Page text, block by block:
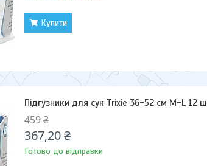
Купити
Підгузники для сук Trixie 36-52 см M-L 12
459 ₴
367,20 ₴
Готово до відправки